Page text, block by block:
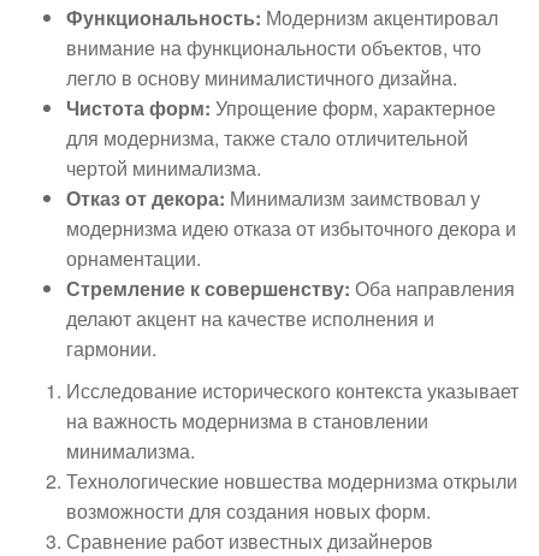
Функциональность: Модернизм акцентировал
внимание на функциональности объектов, что
легло в основу минималистичного дизайна.
Чистота форм: Упрощение форм, характерное
для модернизма, также стало отличительной
чертой минимализма.
Отказ от декора: Минимализм заимствовал у
модернизма идею отказа от избыточного декора и
орнаментации.
Стремление к совершенству: Оба направления
делают акцент на качестве исполнения и
гармонии.
Исследование исторического контекста указывает
на важность модернизма в становлении
минимализма.
Технологические новшества модернизма открыли
возможности для создания новых форм.
Сравнение работ известных дизайнеров